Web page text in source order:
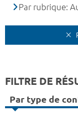
Par rubrique:
FILTRE DE
Par type de